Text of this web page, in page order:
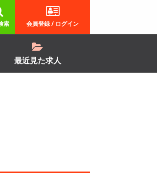
会員登録 / ログイン
索
最近見た求人